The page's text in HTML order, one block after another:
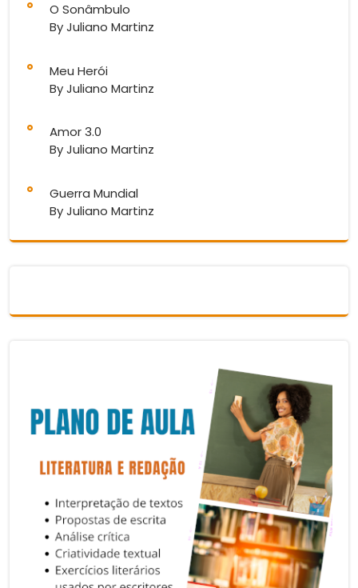
O Sonâmbulo
By Juliano Martinz
Meu Herói
By Juliano Martinz
Amor 3.0
By Juliano Martinz
Guerra Mundial
By Juliano Martinz